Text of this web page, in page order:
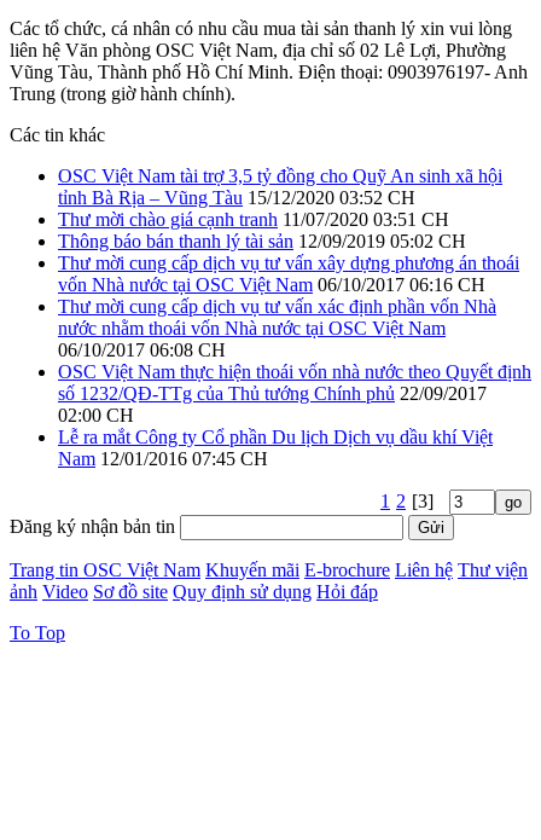
Các tổ chức, cá nhân có nhu cầu mua tài sản thanh lý xin vui lòng
liên hệ Văn phòng OSC Việt Nam, địa chỉ số 02 Lê Lợi, Phường
Vũng Tàu, Thành phố Hồ Chí Minh. Điện thoại: 0903976197- Anh
Trung (trong giờ hành chính).
Các tin khác
OSC Việt Nam tài trợ 3,5 tỷ đồng cho Quỹ An sinh xã hội
tỉnh Bà Rịa – Vũng Tàu 15/12/2020 03:52 CH
Thư mời chào giá cạnh tranh 11/07/2020 03:51 CH
Thông báo bán thanh lý tài sản 12/09/2019 05:02 CH
Thư mời cung cấp dịch vụ tư vấn xây dựng phương án thoái
vốn Nhà nước tại OSC Việt Nam 06/10/2017 06:16 CH
Thư mời cung cấp dịch vụ tư vấn xác định phần vốn Nhà
nước nhằm thoái vốn Nhà nước tại OSC Việt Nam
06/10/2017 06:08 CH
OSC Việt Nam thực hiện thoái vốn nhà nước theo Quyết định
số 1232/QĐ-TTg của Thủ tướng Chính phủ 22/09/2017
02:00 CH
Lễ ra mắt Công ty Cổ phần Du lịch Dịch vụ dầu khí Việt
Nam 12/01/2016 07:45 CH
1 2 [3]
Đăng ký nhận bản tin
Trang tin OSC Việt Nam Khuyến mãi E-brochure Liên hệ Thư viện
ảnh Video Sơ đồ site Quy định sử dụng Hỏi đáp
To Top